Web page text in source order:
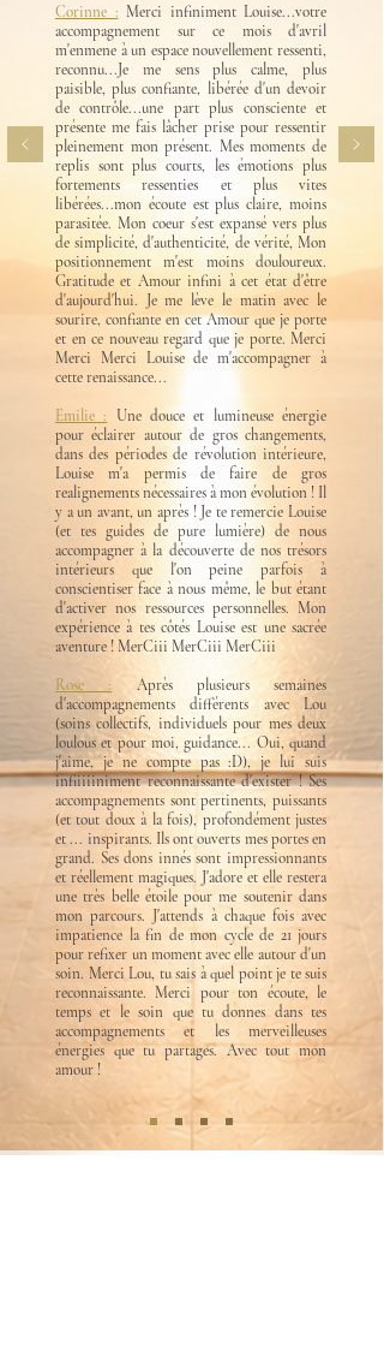
Corinne : Merci infiniment Louise...votre
accompagnement sur ce mois d'avril
m'enmene à un espace nouvellement ressenti,
reconnu...Je me sens plus calme, plus
paisible, plus confiante, libérée d'un devoir
de contrôle...une part plus consciente et
présente me fais lâcher prise pour ressentir
pleinement mon présent. Mes moments de
replis sont plus courts, les émotions plus
fortements ressenties et plus vites
libérées...mon écoute est plus claire, moins
parasitée. Mon coeur s'est expansé vers plus
de simplicité, d'authenticité, de vérité, Mon
positionnement m'est moins douloureux.
Gratitude et Amour infini à cet état d'être
d'aujourd'hui. Je me lève le matin avec le
sourire, confiante en cet Amour que je porte
et en ce nouveau regard que je porte. Merci
Merci Merci Louise de m'accompagner à
cette renaissance...
Emilie :
Une douce et lumineuse énergie
pour éclairer autour de gros changements,
dans des périodes de révolution intérieure,
Louise m'a permis de faire de gros
realignements nécessaires à mon évolution ! Il
y a un avant, un après ! Je te remercie Louise
(et tes guides de pure lumière) de nous
accompagner à la découverte de nos trésors
intérieurs que l'on peine parfois à
conscientiser face à nous même, le but étant
d'activer nos ressources personnelles. Mon
expérience à tes côtés Louise est une sacrée
aventure ! MerCiii MerCiii MerCiii ️
Rose :
Après plusieurs semaines
d'accompagnements différents avec Lou
(soins collectifs, individuels pour mes deux
loulous et pour moi, guidance... Oui, quand
j'aime, je ne compte pas :D), je lui suis
infiiiiiniment reconnaissante d'exister ! Ses
accompagnements sont pertinents, puissants
(et tout doux à la fois), profondément justes
et ... inspirants. Ils ont ouverts mes portes en
grand. Ses dons innés sont impressionnants
et réellement magiques. J'adore et elle restera
une très belle étoile pour me soutenir dans
mon parcours. J'attends à chaque fois avec
impatience la fin de mon cycle de 21 jours
pour refixer un moment avec elle autour d'un
soin. Merci Lou, tu sais à quel point je te suis
reconnaissante. Merci pour ton écoute, le
temps et le soin que tu donnes dans tes
accompagnements et les merveilleuses
énergies que tu partages. Avec tout mon
amour !​